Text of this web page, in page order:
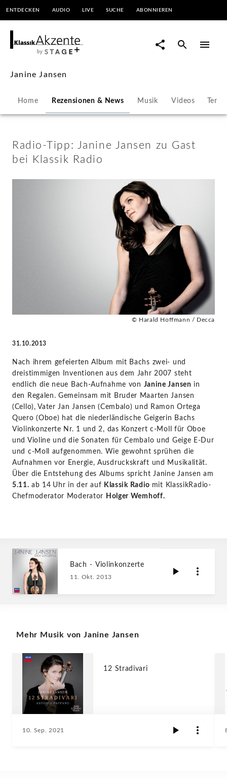
Radio-
Tipp:
Janine
Jansen
zu
Gast
KlassikAkzente
by
STAGE+
ENTDECKEN AUDIO LIVE SUCHE ABONNIEREN
Janine Jansen
Home Rezensionen & News Musik Videos
Radio-Tipp: Janine Jansen zu Gast
bei Klassik Radio
© Harald Hoffmann / Decca
31.10.2013
Nach ihrem gefeierten Album mit Bachs zwei- und
dreistimmigen Inventionen aus dem Jahr 2007 steht
endlich die neue Bach-Aufnahme von Janine Jansen in
den Regalen. Gemeinsam mit Bruder Maarten Jansen
(Cello), Vater Jan Jansen (Cembalo) und Ramon Ortega
Quero (Oboe) hat die niederländische Geigerin Bachs
Violinkonzerte Nr. 1 und 2, das Konzert c-Moll für Oboe
und Violine und die Sonaten für Cembalo und Geige E-Dur
und c-Moll aufgenommen. Wie gewohnt sprühen die
Aufnahmen vor Energie, Ausdruckskraft und Musikalität.
Über die Entstehung des Albums spricht Janine Jansen am
5.11. ab 14 Uhr in der auf Klassik Radio mit KlassikRadio-
Chefmoderator Moderator
Holger Wemhoff.
Bach - Violinkonzerte
11. Okt. 2013
Mehr Musik von Janine Jansen
12 Stradivari
10. Sep. 2021